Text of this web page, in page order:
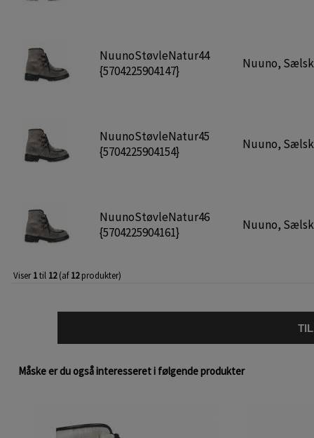
NuunoStøvleNatur44
{5704225904147}
Nuuno,
NuunoStøvleNatur45
{5704225904154}
Nuuno,
NuunoStøvleNatur46
{5704225904161}
Nuuno,
Viser1til 12(af12produkter)
Måske er du også interesseret i følgende produkter